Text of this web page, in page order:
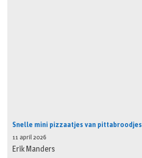
Snelle mini pizzaatjes van pittabroodjes
11 april 2026
Erik Manders